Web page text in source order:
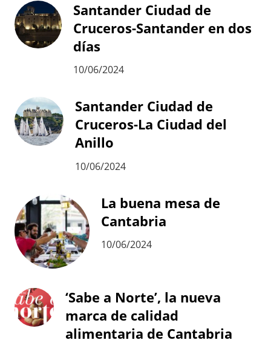
Santander Ciudad de
Cruceros-Santander en dos
días
10/06/2024
Santander Ciudad de
Cruceros-La Ciudad del
Anillo
10/06/2024
La buena mesa de
Cantabria
10/06/2024
‘Sabe a Norte’, la nueva
marca de calidad
alimentaria de Cantabria